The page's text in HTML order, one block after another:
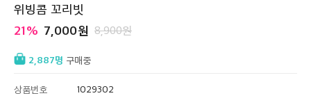
위빙콤 꼬리빗
21 7,000 8,900
2,887 구매중
상품번호
1029302